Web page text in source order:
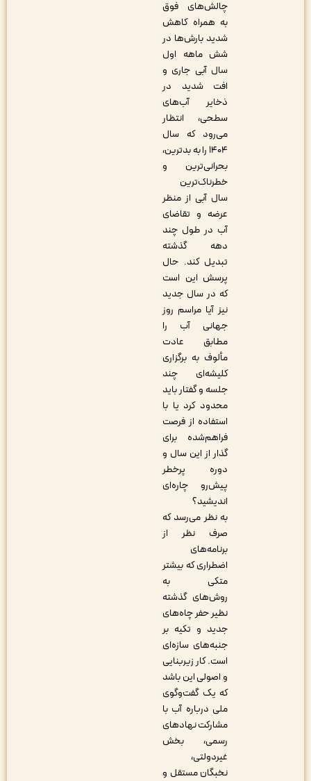
چالش‌های فوق
به همراه کاهش
شدید بارش‌ها در
شش ماهه اول
سال آبی جاری و
افت شدید در
ذخایر آب‌های
سطحی، انتظار
می‌رود که سال
۱۴۰۴ را به بدترین،
بحرانی‌ترین و
خطرناک‌ترین
سال‎ آبی از منظر
عرضه و تقاضای
آب در طول چند
دهه گذشته
تبدیل کند. حال
پرسش این است
که در سال جدید
نیز آیا مراسم روز
جهانی آب را
مطابق عادت
مألوف به برگزاری
کلیشه‌ای چند
جلسه و گفتار باید
محدود کرد یا با
استفاده از فرصت
فراهم‌شده برای
گذار از این سال و
دوره پرخطر
پیش‌رو چاره‌ای
اندیشید؟
به نظر می‌رسد که
صرف نظر از
برنامه‌های
اضطراری که بیشتر
متکی به
روش‌های گذشته
نظیر حفر چاه‌های
جدید و تکیه بر
جنبه‌های سازه‌ای
است. کار زیربنایی
و اصولی این باشد
که یک گفت‌وگوی
ملی درباره آب با
مشارکت نهادهای
رسمی، بخش
غیردولتی،
نخبگان مستقل و